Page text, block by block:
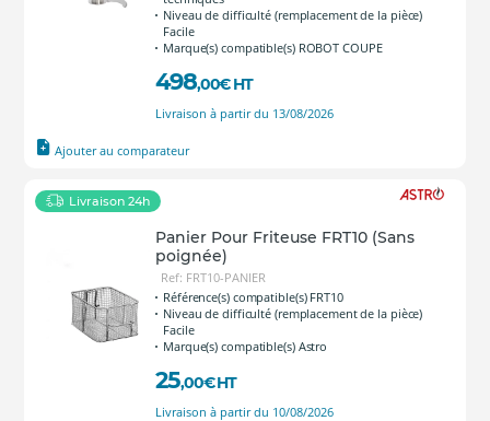
Niveau de difficulté (remplacement de la pièce)
Facile
Marque(s) compatible(s) ROBOT COUPE
498,00€ HT
Livraison à partir du 13/08/2026
Ajouter au comparateur
Livraison 24h
Panier Pour Friteuse FRT10 (Sans
poignée)
Ref: FRT10-PANIER
Référence(s) compatible(s) FRT10
Niveau de difficulté (remplacement de la pièce)
Facile
Marque(s) compatible(s) Astro
25,00€HT
Livraison à partir du 10/08/2026